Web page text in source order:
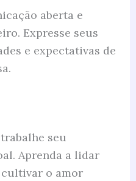
aberta e
Expresse seus
e expectativas de
seu
Aprenda a lidar
cultivar o amor